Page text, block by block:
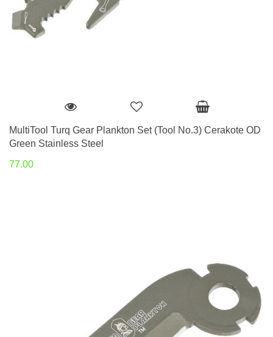
MultiTool Turq Gear Plankton Set (Tool No.3) Cerakote OD
Green Stainless Steel
77.00